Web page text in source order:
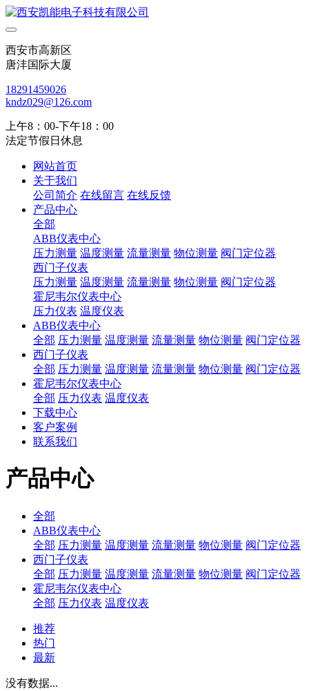
西安市高新区
唐沣国际大厦
18291459026
kndz029@126.com
上午8：00-下午18：00
法定节假日休息
网站首页
关于我们
公司简介 在线留言 在线反馈
产品中心
全部
ABB仪表中心
压力测量 温度测量 流量测量 物位测量 阀门定位器
西门子仪表
压力测量 温度测量 流量测量 物位测量 阀门定位器
霍尼韦尔仪表中心
压力仪表 温度仪表
ABB仪表中心
全部 压力测量 温度测量 流量测量 物位测量 阀门定位器
西门子仪表
全部 压力测量 温度测量 流量测量 物位测量 阀门定位器
霍尼韦尔仪表中心
全部 压力仪表 温度仪表
下载中心
客户案例
联系我们
产品中心
全部
ABB仪表中心
全部 压力测量 温度测量 流量测量 物位测量 阀门定位器
西门子仪表
全部 压力测量 温度测量 流量测量 物位测量 阀门定位器
霍尼韦尔仪表中心
全部 压力仪表 温度仪表
推荐
热门
最新
没有数据...